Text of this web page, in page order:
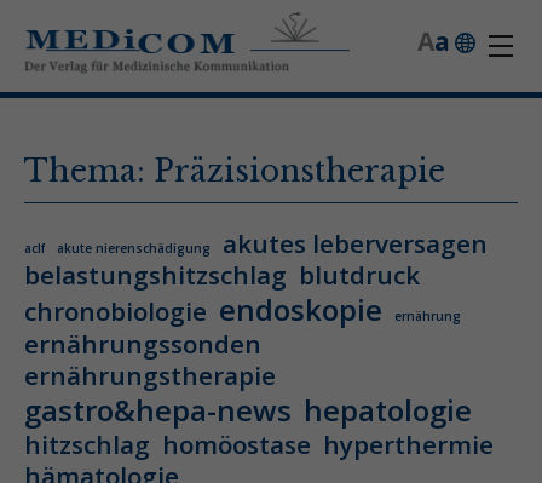
a
A
Thema: Präzisionstherapie
aclf akute nierenschädigung
akutes leberversagen
belastungshitzschlag blutdruck
chronobiologie endoskopie ernährung
ernährungssonden
ernährungstherapie
gastro&hepa-news hepatologie
hitzschlag homöostase hyperthermie
hämatologie